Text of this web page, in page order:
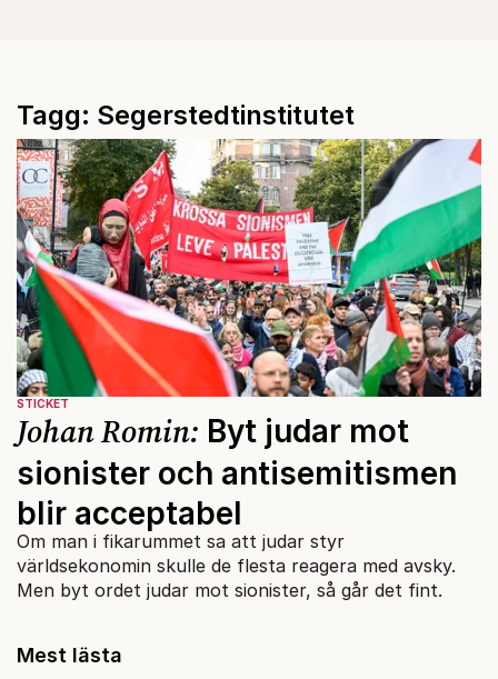
Tagg: Segerstedtinstitutet
STICKET
Johan Romin: Byt judar mot
sionister och antisemitismen
blir acceptabel
Om man i fikarummet sa att judar styr
världsekonomin skulle de flesta reagera med avsky.
Men byt ordet judar mot sionister, så går det fint.
Mest lästa